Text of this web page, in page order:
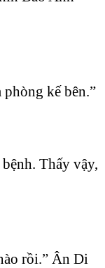
kế bên.”
Thấy vậy,
rồi.” Ân Di